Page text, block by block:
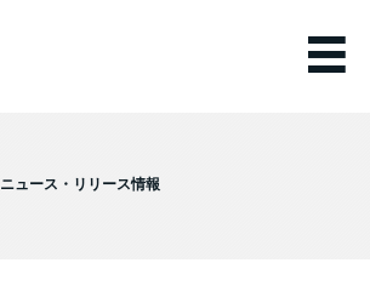
ニュース・リリース情報